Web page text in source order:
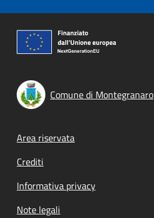
Comune di Montegranaro
Footer menu
Area riservata
Crediti
Informativa privacy
Note legali